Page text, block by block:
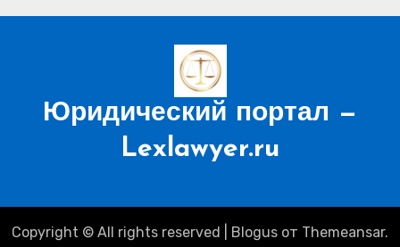
Юридический портал —
Lexlawyer.ru
Copyright © All rights reserved Blogus от Themeansar.